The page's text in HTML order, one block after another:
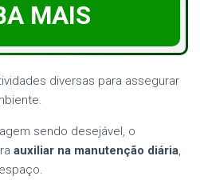
MAIS
diversas para assegurar
sendo desejável, o
auxiliar na manutenção diária,